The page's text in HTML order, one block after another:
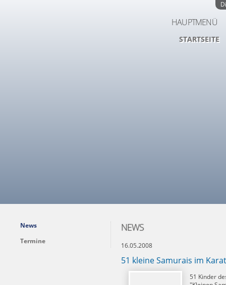
HAUPTMENÜ
STARTSEITE
News
Termine
NEWS
16.05.2008
51 kleine Samurais im
51 Kinder